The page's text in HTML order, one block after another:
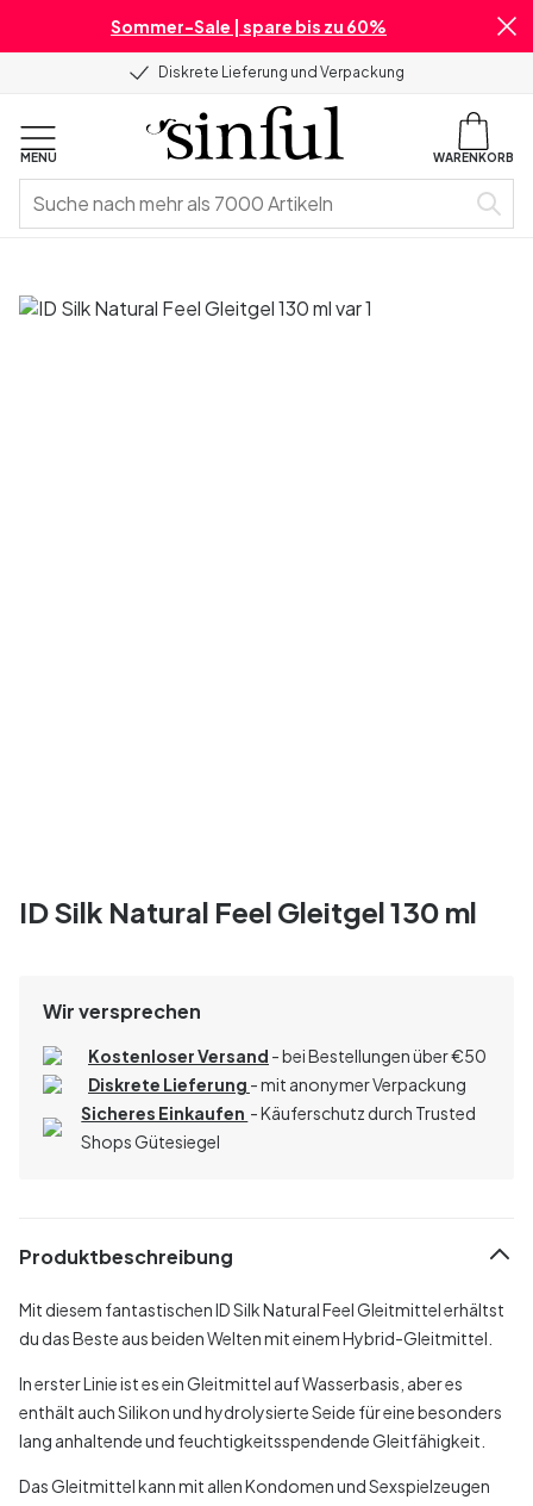
Sommer-Sale | spare bis zu 60%
Diskrete Lieferung und Verpackung
MENU WARENKORB
ID Silk Natural Feel Gleitgel 130 ml
Wir versprechen
Kostenloser Versand - bei Bestellungen über€50
Diskrete Lieferung - mit anonymer Verpackung
Sicheres Einkaufen - Käuferschutz durch Trusted
Shops Gütesiegel
Produktbeschreibung
Mit diesem fantastischen ID Silk Natural Feel Gleitmittel erhältst
du das Beste aus beiden Welten mit einem Hybrid-Gleitmittel.
In erster Linie ist es ein Gleitmittel auf Wasserbasis, aber es
enthält auch Silikon und hydrolysierte Seide für eine besonders
lang anhaltende und feuchtigkeitsspendende Gleitfähigkeit.
Das Gleitmittel kann mit allen Kondomen und Sexspielzeugen